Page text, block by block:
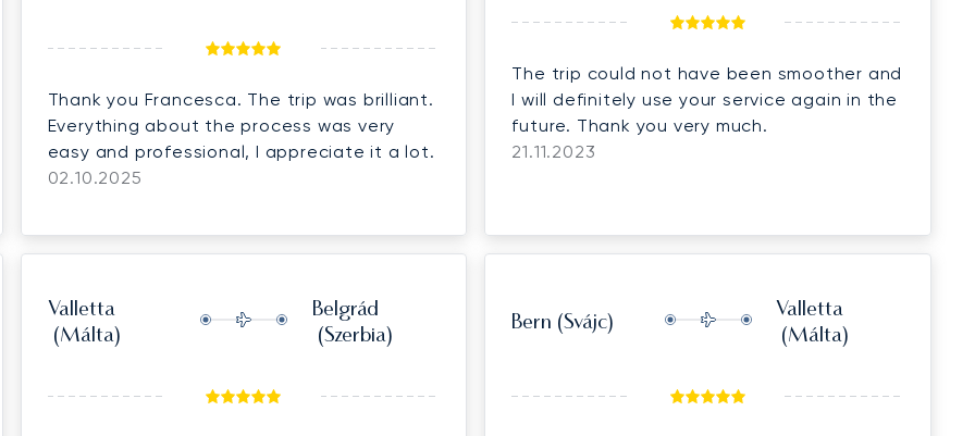
Thank you Francesca. The trip was brilliant.
Everything about the process was very
easy and professional, I appreciate it a lot.
02.10.2025
The trip could not have been smoother and
I will definitely use your service again in the
future. Thank you very much.
21.11.2023
Valletta
(Málta)
Belgrád
(Szerbia)
Bern (Svájc)
Valletta
(Málta)